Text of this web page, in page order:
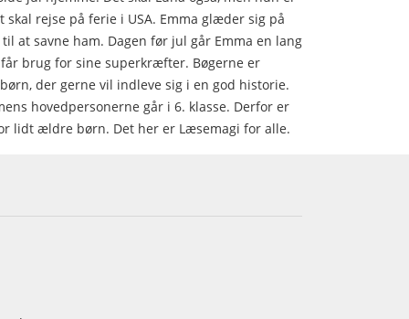
rejse på ferie i USA. Emma glæder sig på
at savne ham. Dagen før jul går Emma en lang
brug for sine superkræfter. Bøgerne er
der gerne vil indleve sig i en god historie.
hovedpersonerne går i 6. klasse. Derfor er
lidt ældre børn. Det her er Læsemagi for alle.